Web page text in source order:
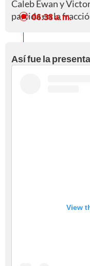
Caleb Ewan y
partida en la
06:38 a. m.
Así fue la
View